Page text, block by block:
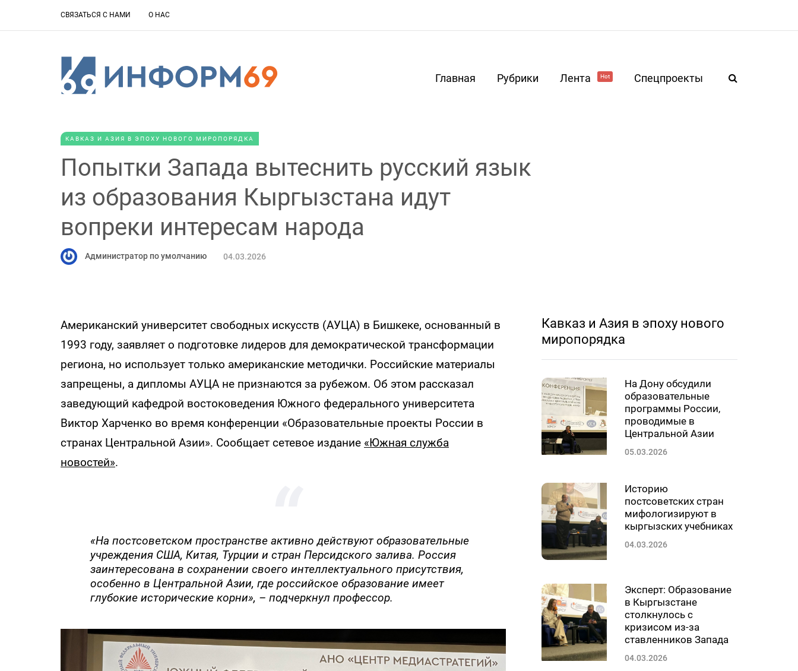
СВЯЗАТЬСЯ С НАМИ О НАС
Главная Рубрики Лента Hot Спецпроекты
КАВКАЗ И АЗИЯ В ЭПОХУ НОВОГО МИРОПОРЯДКА
Попытки Запада вытеснить русский язык
из образования Кыргызстана идут
вопреки интересам народа
Администратор по умолчанию 04.03.2026
Американский университет свободных искусств (АУЦА) в Бишкеке, основанный в
1993 году, заявляет о подготовке лидеров для демократической трансформации
региона, но использует только американские методички. Российские материалы
запрещены, а дипломы АУЦА не признаются за рубежом. Об этом рассказал
заведующий кафедрой востоковедения Южного федерального университета
Виктор Харченко во время конференции «Образовательные проекты России в
странах Центральной Азии». Сообщает сетевое издание «Южная служба
новостей».
«На постсоветском пространстве активно действуют образовательные
учреждения США, Китая, Турции и стран Персидского залива. Россия
заинтересована в сохранении своего интеллектуального присутствия,
особенно в Центральной Азии, где российское образование имеет
глубокие исторические корни», – подчеркнул профессор.
Кавказ и Азия в эпоху нового
миропорядка
На Дону обсудили
образовательные
программы России,
проводимые в
Центральной Азии
05.03.2026
Историю
постсоветских стран
мифологизируют в
кыргызских учебниках
04.03.2026
Эксперт: Образование
в Кыргызстане
столкнулось с
кризисом из-за
ставленников Запада
04.03.2026